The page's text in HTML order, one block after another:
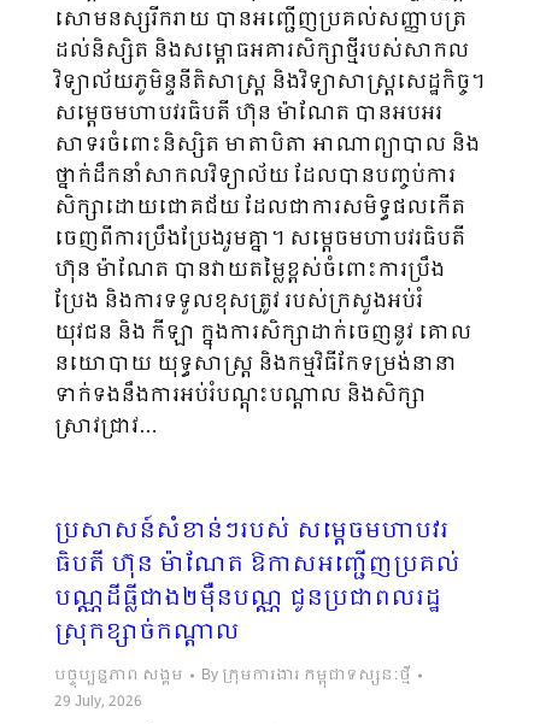
សោមនស្សរីករាយ បានអញ្ជើញប្រគល់សញ្ញាបត្រ
ដល់និស្សិត និងសម្ពោធអគារសិក្សាថ្មីរបស់សាកល
វិទ្យាល័យភូមិន្ទនីតិសាស្ត្រ និងវិទ្យាសាស្ត្រសេដ្ឋកិច្ច។
សម្តេចមហាបវរធិបតី ហ៊ុន ម៉ាណែត បានអបអរ
សាទរចំពោះនិស្សិត មាតាបិតា អាណាព្យាបាល និង
ថ្នាក់ដឹកនាំសាកលវិទ្យាល័យ ដែលបានបញ្ចប់ការ
សិក្សាដោយជោគជ័យ ដែលជាការសមិទ្ធផលកើត
ចេញពីការប្រឹងប្រែងរួមគ្នា។ សម្តេចមហាបវរធិបតី
ហ៊ុន ម៉ាណែត បានវាយតម្លៃខ្ពស់ចំពោះការប្រឹង
ប្រែង និងការទទួល​ខុសត្រូវ របស់ក្រសួងអប់រំ
យុវជន និង កីឡា ក្នុងការសិក្សាដាក់ចេញនូវ គោល
នយោបាយ យុទ្ធសាស្ត្រ និងកម្មវិធីកែទម្រង់នានា
ទាក់ទងនឹងការអប់រំបណ្ដុះបណ្តាល និងសិក្សា
ស្រាវជ្រាវ…
ប្រសាសន៍សំខាន់ៗរបស់ សម្តេចមហាបវរ
ធិបតី ហ៊ុន ម៉ាណែត ឱកាសអញ្ជើញប្រគល់
បណ្ណដីធ្លី​ជាង២ម៉ឺនបណ្ណ ជូនប្រជាពលរដ្ឋ
ស្រុកខ្សាច់កណ្តាល
បច្ចុប្បន្នភាព សង្គម By ក្រុមការងារ កម្ពុជាទស្សនៈថ្មី
29 July, 2026